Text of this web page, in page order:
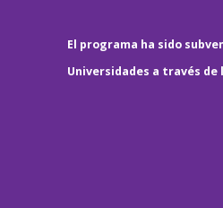
El programa ha sido
Universidades a través de